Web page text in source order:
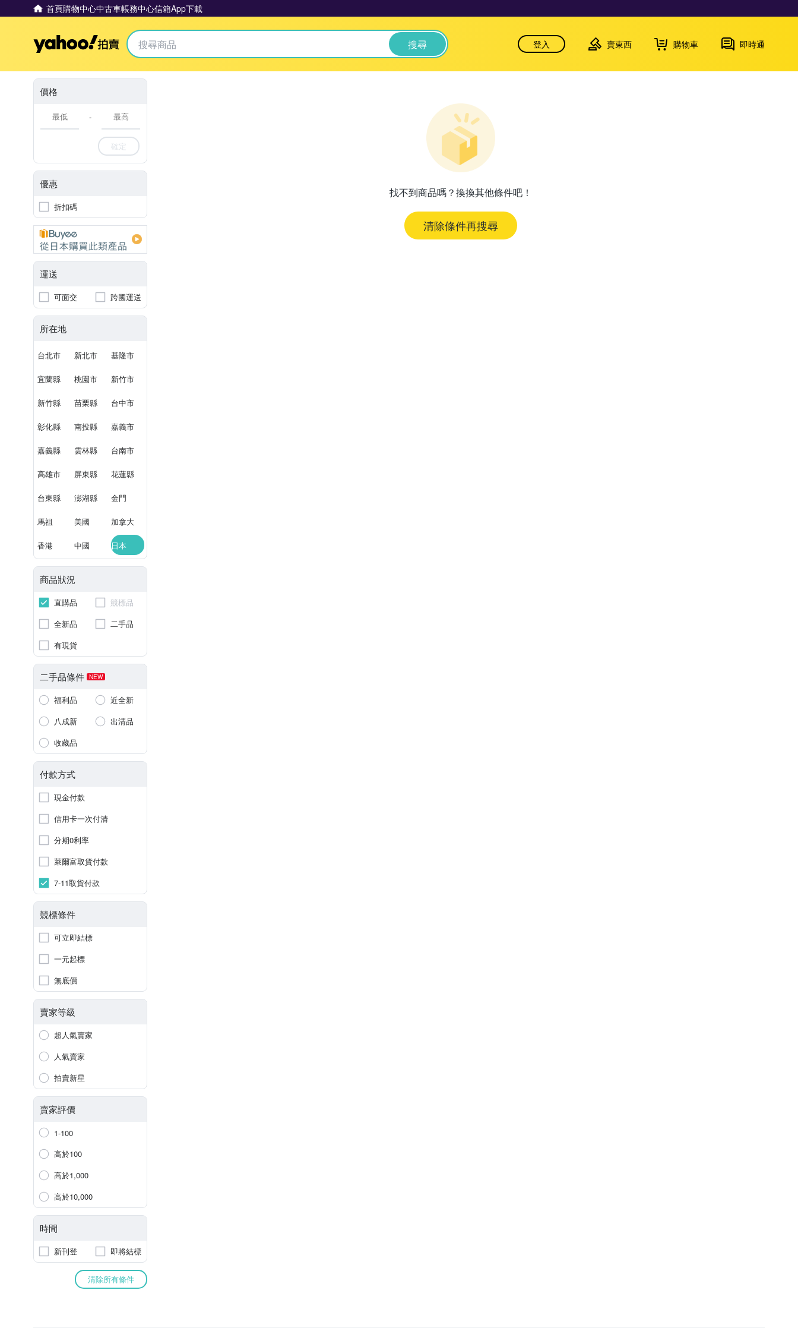
首頁購物中心中古車帳務中心信箱App下載
Yahoo拍賣 搜尋 登入 賣東西 購物車 即時通
價格
-
確定
優惠
折扣碼
運送
可面交 跨國運送
所在地
台北市 新北市 基隆市
宜蘭縣 桃園市 新竹市
新竹縣 苗栗縣 台中市
彰化縣 南投縣 嘉義市
嘉義縣 雲林縣 台南市
高雄市 屏東縣 花蓮縣
台東縣 澎湖縣 金門
馬祖 美國 加拿大
香港 中國 日本
商品狀況
直購品
競標品
全新品
二手品
有現貨
二手品條件 NEW
福利品
近全新
八成新
出清品
收藏品
付款方式
現金付款
信用卡一次付清
分期0利率
萊爾富取貨付款
7-11取貨付款
競標條件
可立即結標
一元起標
無底價
賣家等級
超人氣賣家
人氣賣家
拍賣新星
賣家評價
1-100
高於100
高於1,000
高於10,000
時間
新刊登 即將結標
清除所有條件
找不到商品嗎？換換其他條件吧！
清除條件再搜尋